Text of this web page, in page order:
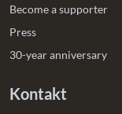
Become a supporter
Press
30-year anniversary
Kontakt